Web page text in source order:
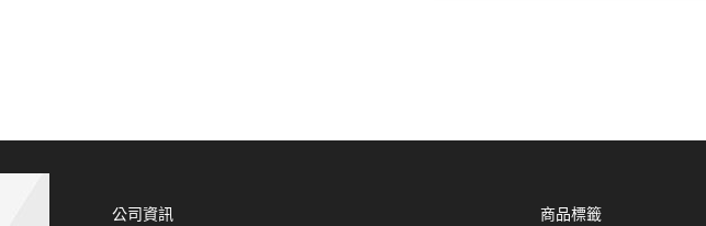
公司資訊 商品標籤